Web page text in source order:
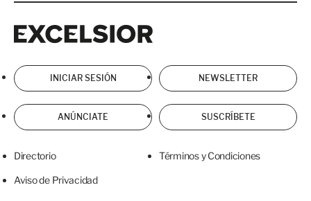
INICIAR SESIÓN NEWSLETTER
ANÚNCIATE SUSCRÍBETE
Directorio Términos y Condiciones
Aviso de Privacidad